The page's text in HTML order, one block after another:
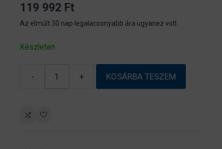
119 992 Ft
Az elmúlt 30 nap legalacsonyabb ára ugyanez volt.
Készleten
-
EPSON
+ KOSÁRBA TESZEM